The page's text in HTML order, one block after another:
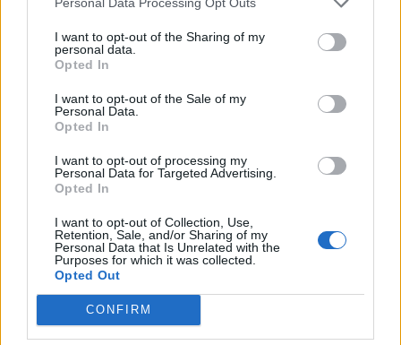
I want to opt-out of the Sharing of my
personal data.
Opted In
I want to opt-out of the Sale of my
Personal Data.
Opted In
I want to opt-out of processing my
Personal Data for Targeted Advertising.
Opted In
I want to opt-out of Collection, Use,
Retention, Sale, and/or Sharing of my
Personal Data that Is Unrelated with the
Purposes for which it was collected.
Opted Out
CONFIRM
Ευρώπης. Είμαι υπερήφανος. Προχωράνε τα
έργα εντός χρονοδιαγράμματος και το
σε οποτεδήποτε χρειάζεται».